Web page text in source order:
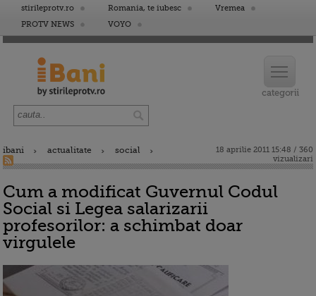
stirileprotv.ro Romania, te iubesc
Vremea
PROTV NEWS
VOYO
ibani actualitate social
18 aprilie 2011 15:48 / 360
vizualizari
Cum a modificat Guvernul Codul
Social si Legea salarizarii
profesorilor: a schimbat doar
virgulele